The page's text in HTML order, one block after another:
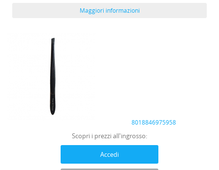
Maggiori informazioni
8018846975958
Scopri i prezzi all'ingrosso:
Accedi